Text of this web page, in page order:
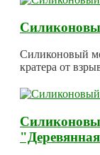
Силиконовый
кратера от